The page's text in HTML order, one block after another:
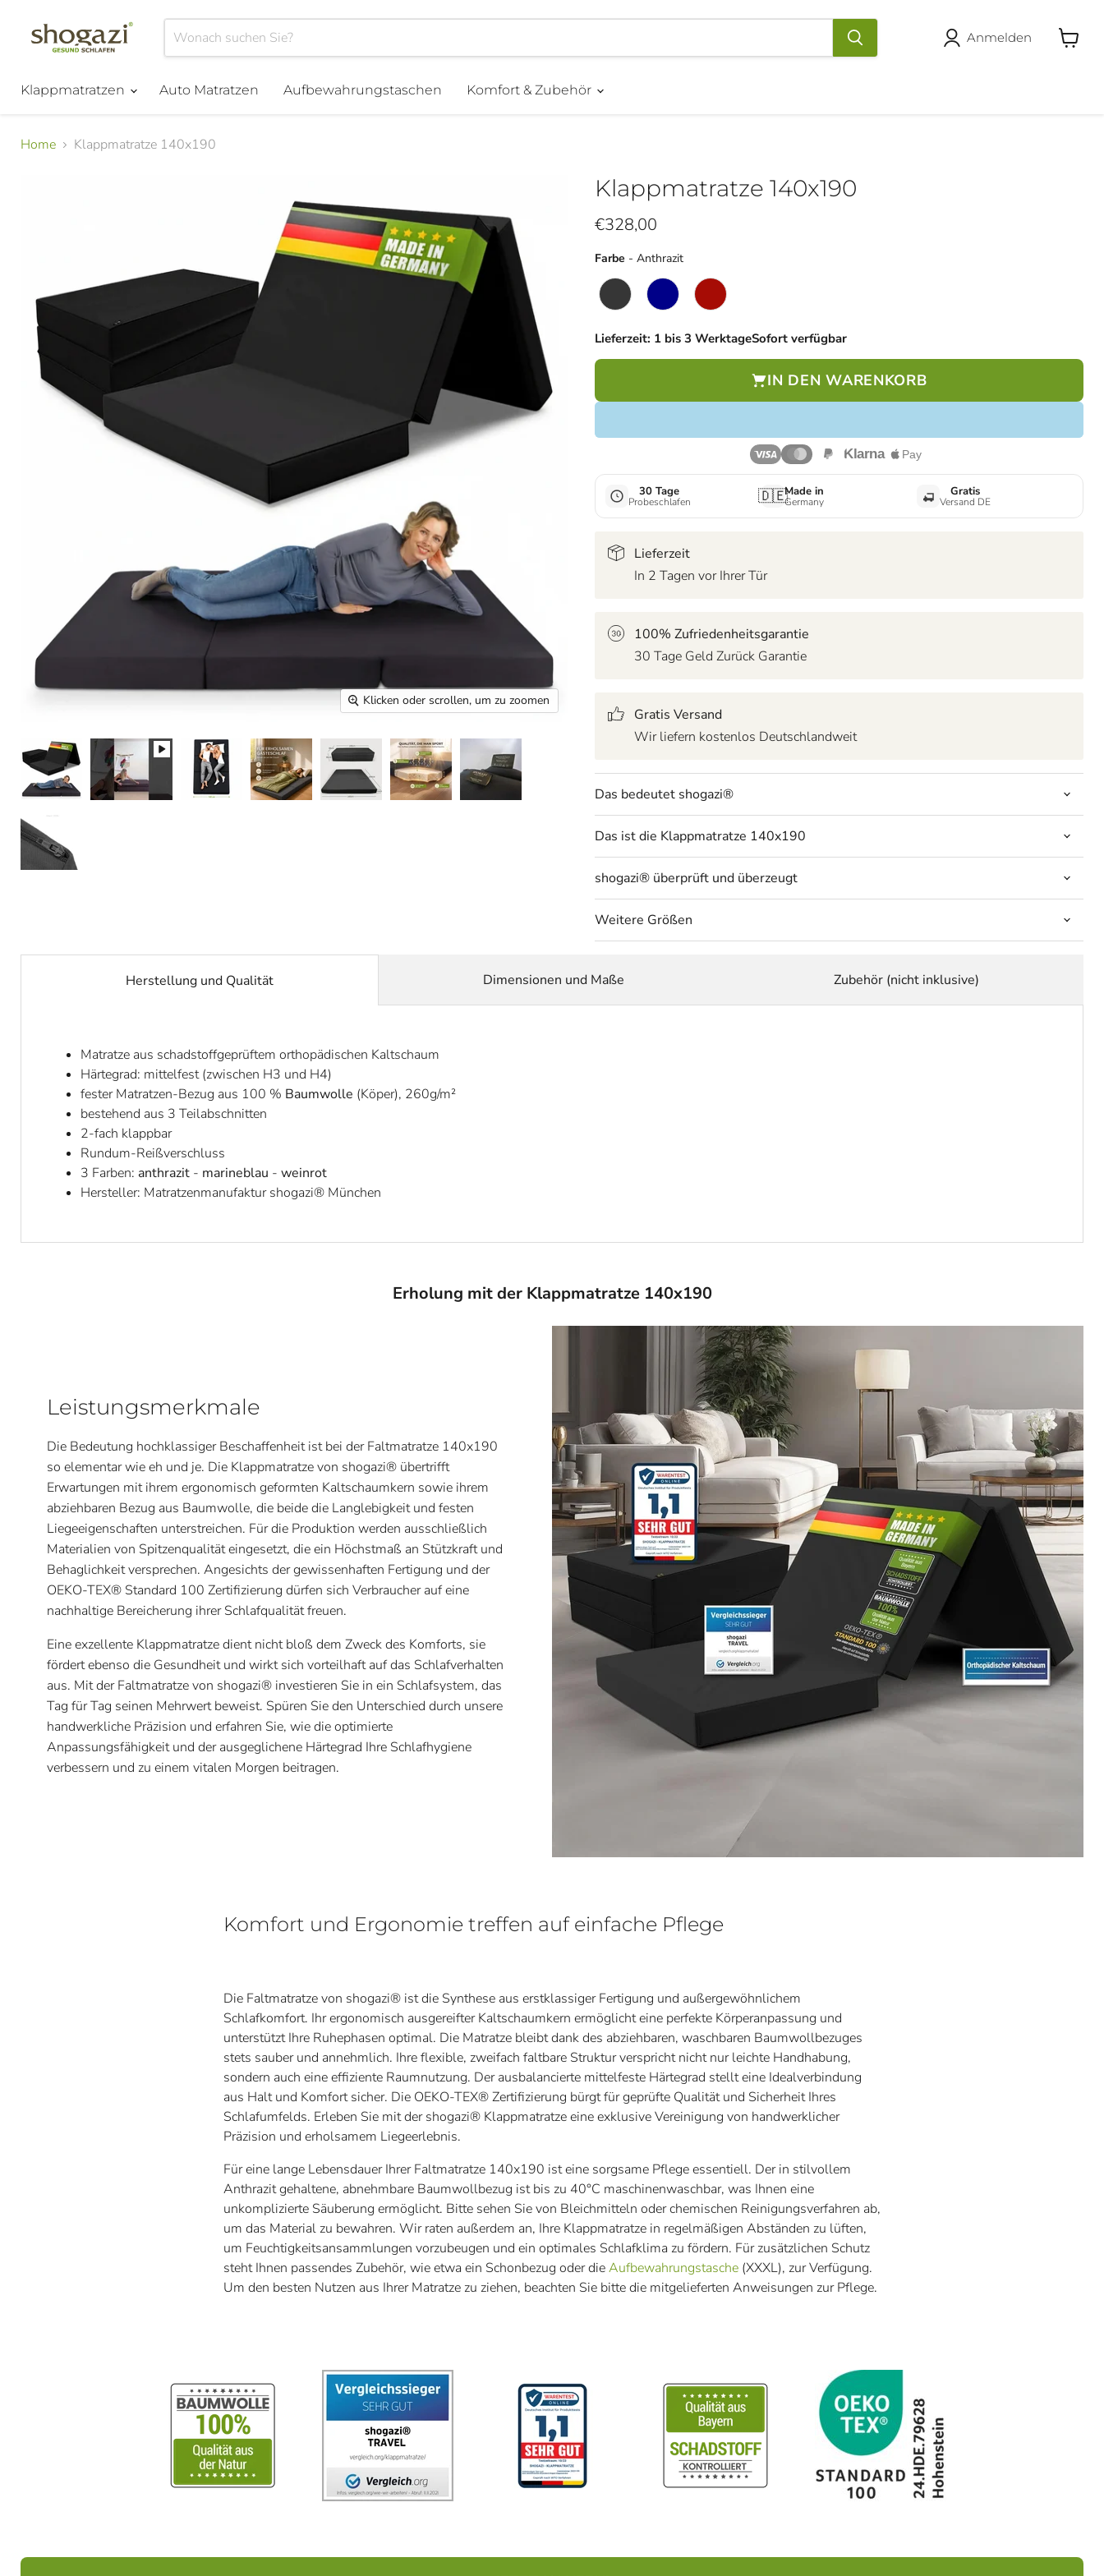
Anmelden
Klappmatratzen Auto Matratzen Aufbewahrungstaschen Komfort & Zubehör
Home Klappmatratze 140x190
Klicken oder scrollen, um zu zoomen
Klappmatratze 140x190
Aktueller Preis
€328,00
Farbe - AnthrazitFarbe
Lieferzeit: 1 bis 3 WerktageSofort verfügbar
IN DEN WARENKORB
30 Tage
Probeschlafen 🇩🇪Made in
Germany
Gratis
Versand DE
Lieferzeit
In 2 Tagen vor Ihrer Tür
100% Zufriedenheitsgarantie
30 Tage Geld Zurück Garantie
Gratis Versand
Wir liefern kostenlos Deutschlandweit
Das bedeutet shogazi®
Das ist die Klappmatratze 140x190
shogazi® überprüft und überzeugt
Weitere Größen
Herstellung und Qualität
Matratze aus schadstoffgeprüftem orthopädischen Kaltschaum
Härtegrad: mittelfest (zwischen H3 und H4)
fester Matratzen-Bezug aus 100 % Baumwolle (Köper), 260g/m²
bestehend aus 3 Teilabschnitten
2-fach klappbar
Rundum-Reißverschluss
3 Farben: anthrazit - marineblau - weinrot
Hersteller: Matratzenmanufaktur shogazi® München
Dimensionen und Maße Zubehör (nicht inklusive)
Erholung mit der Klappmatratze 140x190
Leistungsmerkmale
Die Bedeutung hochklassiger Beschaffenheit ist bei der Faltmatratze 140x190
so elementar wie eh und je. Die Klappmatratze von shogazi® übertrifft
Erwartungen mit ihrem ergonomisch geformten Kaltschaumkern sowie ihrem
abziehbaren Bezug aus Baumwolle, die beide die Langlebigkeit und festen
Liegeeigenschaften unterstreichen. Für die Produktion werden ausschließlich
Materialien von Spitzenqualität eingesetzt, die ein Höchstmaß an Stützkraft und
Behaglichkeit versprechen. Angesichts der gewissenhaften Fertigung und der
OEKO-TEX® Standard 100 Zertifizierung dürfen sich Verbraucher auf eine
nachhaltige Bereicherung ihrer Schlafqualität freuen.
Eine exzellente Klappmatratze dient nicht bloß dem Zweck des Komforts, sie
fördert ebenso die Gesundheit und wirkt sich vorteilhaft auf das Schlafverhalten
aus. Mit der Faltmatratze von shogazi® investieren Sie in ein Schlafsystem, das
Tag für Tag seinen Mehrwert beweist. Spüren Sie den Unterschied durch unsere
handwerkliche Präzision und erfahren Sie, wie die optimierte
Anpassungsfähigkeit und der ausgeglichene Härtegrad Ihre Schlafhygiene
verbessern und zu einem vitalen Morgen beitragen.
Komfort und Ergonomie treffen auf einfache Pflege
Die Faltmatratze von shogazi® ist die Synthese aus erstklassiger Fertigung und außergewöhnlichem
Schlafkomfort. Ihr ergonomisch ausgereifter Kaltschaumkern ermöglicht eine perfekte Körperanpassung und
unterstützt Ihre Ruhephasen optimal. Die Matratze bleibt dank des abziehbaren, waschbaren Baumwollbezuges
stets sauber und annehmlich. Ihre flexible, zweifach faltbare Struktur verspricht nicht nur leichte Handhabung,
sondern auch eine effiziente Raumnutzung. Der ausbalancierte mittelfeste Härtegrad stellt eine Idealverbindung
aus Halt und Komfort sicher. Die OEKO-TEX® Zertifizierung bürgt für geprüfte Qualität und Sicherheit Ihres
Schlafumfelds. Erleben Sie mit der shogazi® Klappmatratze eine exklusive Vereinigung von handwerklicher
Präzision und erholsamem Liegeerlebnis.
Für eine lange Lebensdauer Ihrer Faltmatratze 140x190 ist eine sorgsame Pflege essentiell. Der in stilvollem
Anthrazit gehaltene, abnehmbare Baumwollbezug ist bis zu 40°C maschinenwaschbar, was Ihnen eine
unkomplizierte Säuberung ermöglicht. Bitte sehen Sie von Bleichmitteln oder chemischen Reinigungsverfahren ab,
um das Material zu bewahren. Wir raten außerdem an, Ihre Klappmatratze in regelmäßigen Abständen zu lüften,
um Feuchtigkeitsansammlungen vorzubeugen und ein optimales Schlafklima zu fördern. Für zusätzlichen Schutz
steht Ihnen passendes Zubehör, wie etwa ein Schonbezug oder dieAufbewahrungstasche (XXXL), zur Verfügung.
Um den besten Nutzen aus Ihrer Matratze zu ziehen, beachten Sie bitte die mitgelieferten Anweisungen zur Pflege.